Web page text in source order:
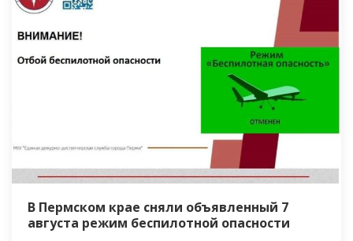
В Пермском крае сняли объявленный 7
августа режим беспилотной опасности